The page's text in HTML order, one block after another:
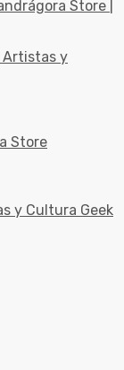
Store |
Artistas y
Store
y Cultura Geek